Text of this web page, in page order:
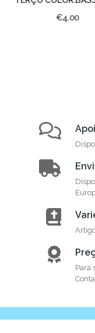
€4.00
Para